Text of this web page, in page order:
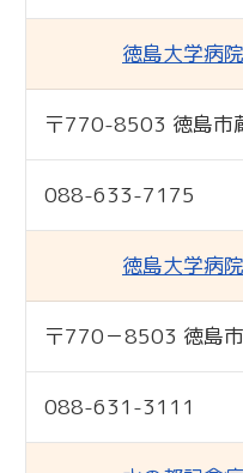
徳島大学病院
専門
〒770-8503 徳島市
088-633-7175
徳島大学病院
専門
〒770－8503 徳島
088-631-3111